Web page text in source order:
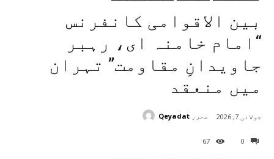
بین الاقوامی کانفرنس
“امام خامنہ ای، رہبر
جاویدانِ مقاومت” تہران
میں منعقد
0
67
جولائی 7, 2026 محرر Qeyadat